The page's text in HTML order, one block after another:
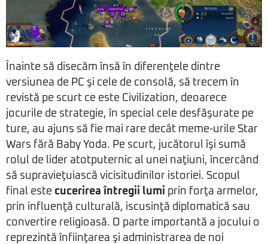
Înainte să disecăm însă în diferenţele dintre
versiunea de PC şi cele de consolă, să trecem în
revistă pe scurt ce este Civilization, deoarece
jocurile de strategie, în special cele desfăşurate pe
ture, au ajuns să fie mai rare decât meme-urile Star
Wars fără Baby Yoda. Pe scurt, jucătorul îşi sumă
rolul de lider atotputernic al unei naţiuni, încercând
să supravieţuiască vicisitudinilor istoriei. Scopul
final este cucerirea întregii lumi prin forţa armelor,
prin influenţă culturală, iscusinţă diplomatică sau
convertire religioasă. O parte importantă a jocului o
reprezintă înfiinţarea şi administrarea de noi